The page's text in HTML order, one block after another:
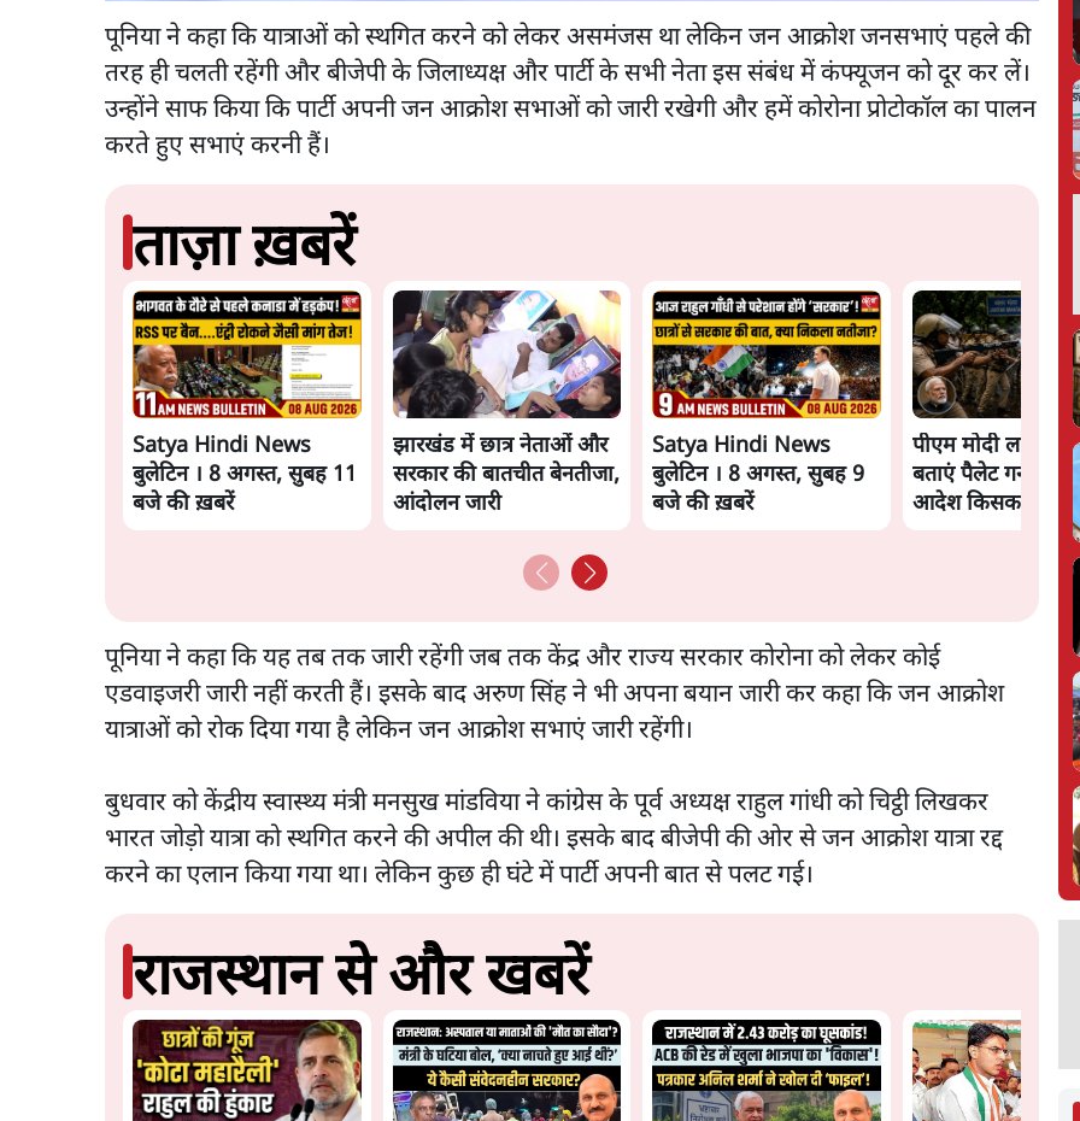
पूनिया ने कहा कि यात्राओं को स्थगित करने को लेकर असमंजस था लेकिन जन आक्रोश जनसभाएं पहले की
तरह ही चलती रहेंगी और बीजेपी के जिलाध्यक्ष और पार्टी के सभी नेता इस संबंध में कंफ्यूजन को दूर कर लें।
उन्होंने साफ किया कि पार्टी अपनी जन आक्रोश सभाओं को जारी रखेगी और हमें कोरोना प्रोटोकॉल का पालन
करते हुए सभाएं करनी हैं।
ताज़ा ख़बरें
Satya Hindi News
बुलेटिन । 8 अगस्त, सुबह 11
बजे की ख़बरें
झारखंड में छात्र नेताओं और
सरकार की बातचीत बेनतीजा,
आंदोलन जारी
Satya Hindi News
बुलेटिन । 8 अगस्त, सुबह 9
बजे की ख़बरें
पीएम मोदी लाल
बताएं पैलेट गन चलाने
आदेश किसका था,
पूनिया ने कहा कि यह तब तक जारी रहेंगी जब तक केंद्र और राज्य सरकार कोरोना को लेकर कोई
एडवाइजरी जारी नहीं करती हैं। इसके बाद अरुण सिंह ने भी अपना बयान जारी कर कहा कि जन आक्रोश
यात्राओं को रोक दिया गया है लेकिन जन आक्रोश सभाएं जारी रहेंगी।
बुधवार को केंद्रीय स्वास्थ्य मंत्री मनसुख मांडविया ने कांग्रेस के पूर्व अध्यक्ष राहुल गांधी को चिट्ठी लिखकर
भारत जोड़ो यात्रा को स्थगित करने की अपील की थी। इसके बाद बीजेपी की ओर से जन आक्रोश यात्रा रद्द
करने का एलान किया गया था। लेकिन कुछ ही घंटे में पार्टी अपनी बात से पलट गई।
राजस्थान से और खबरें